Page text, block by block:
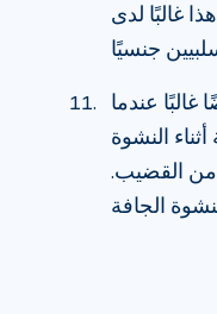
غالبًا لدى
عندما
النشوة
من القضيب.